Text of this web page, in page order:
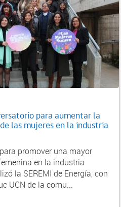
para aumentar la
las mujeres en la industria
promover una mayor
en la industria
la SEREMI de Energía, con
UCN de la comu...